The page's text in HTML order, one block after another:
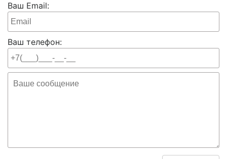
Ваш Email:
Ваш телефон: